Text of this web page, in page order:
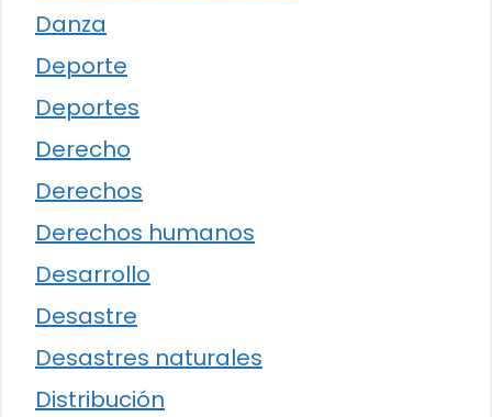
Danza
Deporte
Deportes
Derecho
Derechos
Derechos humanos
Desarrollo
Desastre
Desastres naturales
Distribución